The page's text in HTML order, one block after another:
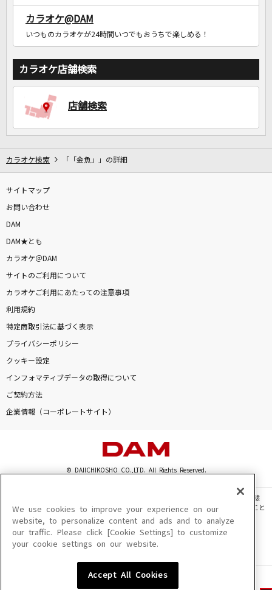
カラオケ@DAM
いつものカラオケが24時間いつでもおうちで楽しめる！
カラオケ店舗検索
店舗検索
カラオケ検索 「「金魚」」の詳細
サイトマップ
お問い合わせ
DAM
DAM★とも
カラオケ＠DAM
サイトのご利用について
カラオケご利用にあたっての注意事項
利用規約
特定商取引法に基づく表示
プライバシーポリシー
クッキー設定
インフォマティブデータの取得について
ご契約方法
企業情報（コーポレートサイト）
© DAIICHIKOSHO CO.,LTD. All Rights Reserved.
このサイトに掲載されている一切の文章・画像・写真・動画・音声等を、手段や形態
を問わず、著作権法の定める範囲を超えて無断で複製、転載、ファイル化などすること
を禁じます。
楽曲及びコンテンツは、機種によりご利用いただけない場合があります。
楽曲及びコンテンツの配信日、配信内容が変更になる場合があります。
We use cookies to improve your experience on our
website, to personalize content and ads and to analyze
our traffic. Please click [Cookie Settings] to customize
your cookie settings on our website.
Accept All Cookies